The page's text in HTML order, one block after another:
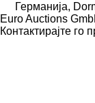
Германија,
Euro Auctions
Контактирајте го